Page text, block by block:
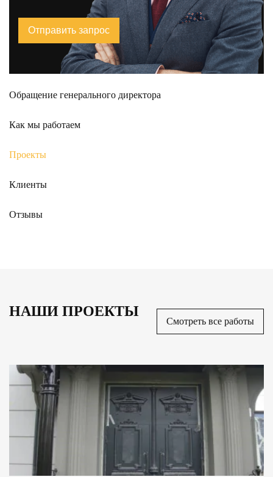
Отправить запрос
Обращение генерального директора
Как мы работаем
Проекты
Клиенты
Отзывы
НАШИ ПРОЕКТЫ
Смотреть все работы